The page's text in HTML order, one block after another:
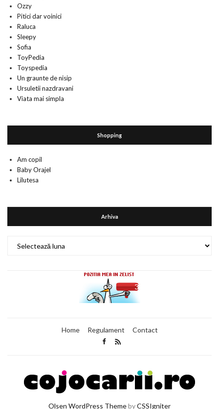
Ozzy
Pitici dar voinici
Raluca
Sleepy
Sofia
ToyPedia
Toyspedia
Un graunte de nisip
Ursuletii nazdravani
Viata mai simpla
Shopping
Am copil
Baby Orajel
Lilutesa
Arhiva
Home Regulament Contact
Olsen WordPress ThemebyCSSIgniter